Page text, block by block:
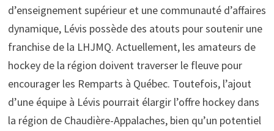
d’enseignement supérieur et une communauté d’affaires
dynamique, Lévis possède des atouts pour soutenir une
franchise de la LHJMQ. Actuellement, les amateurs de
hockey de la région doivent traverser le fleuve pour
encourager les Remparts à Québec. Toutefois, l’ajout
d’une équipe à Lévis pourrait élargir l’offre hockey dans
la région de Chaudière-Appalaches, bien qu’un potentiel